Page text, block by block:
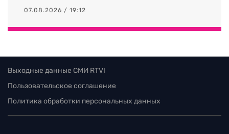
07.08.2026 / 19:12
Выходные данные СМИ RTVI
Пользовательское соглашение
Политика обработки персональных данных